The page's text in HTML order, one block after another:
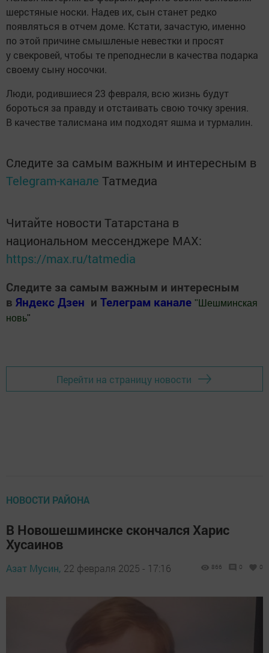
шерстяные носки. Надев их, сын станет редко
появляться в отчем доме. Кстати, зачастую, именно
по этой причине смышленые невестки и просят
у свекровей, чтобы те преподнесли в качества подарка
своему сыну носочки.
Люди, родившиеся 23 февраля, всю жизнь будут
бороться за правду и отстаивать свою точку зрения.
В качестве талисмана им подходят яшма и турмалин.
Следите за самым важным и интересным в
Telegram-канале Татмедиа
Читайте новости Татарстана в
национальном мессенджере MАХ:
https://max.ru/tatmedia
Следите за самым важным и интересным
в Яндекс Дзен и Телеграм канале " Шешминская
новь"
Перейти на страницу новости
НОВОСТИ РАЙОНА
В Новошешминске скончался Харис
Хусаинов
Азат Мусин, 22 февраля 2025 - 17:16 866 0 0